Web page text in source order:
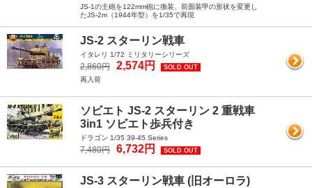
JS-1の主砲を122mm砲に換装、前面装甲の形状を変更し
たJS-2m（1944年型）を1/35で再現
JS-2 スターリン戦車
イタレリ 1/72 ミリタリーシリーズ
2,860円 2,574円 SOLD OUT
再入荷
ソビエト JS-2 スターリン 2 重戦車
3in1 ソビエト歩兵付き
ドラゴン 1/35 39-45 Series
7,480円 6,732円 SOLD OUT
JS-3 スターリン戦車 (旧オーロラ)